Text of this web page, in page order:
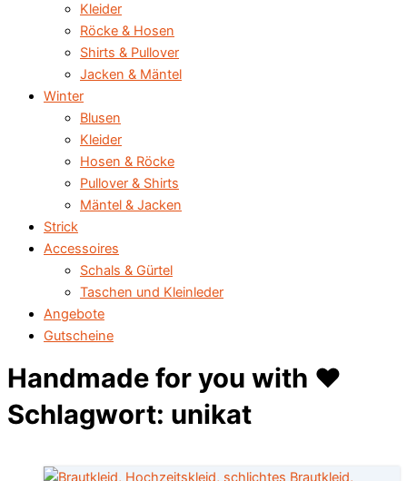
Kleider
Röcke & Hosen
Shirts & Pullover
Jacken & Mäntel
Winter
Blusen
Kleider
Hosen & Röcke
Pullover & Shirts
Mäntel & Jacken
Strick
Accessoires
Schals & Gürtel
Taschen und Kleinleder
Angebote
Gutscheine
Handmade for you with ♥️
Schlagwort: unikat